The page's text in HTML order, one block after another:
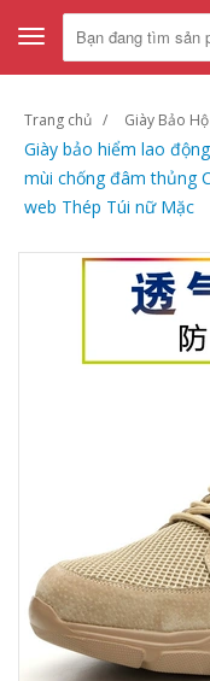
Toggle
navigation
Trang chủ Giày Bảo
Giày bảo hiểm lao
mùi chống đâm thủng
web Thép Túi nữ Mặc